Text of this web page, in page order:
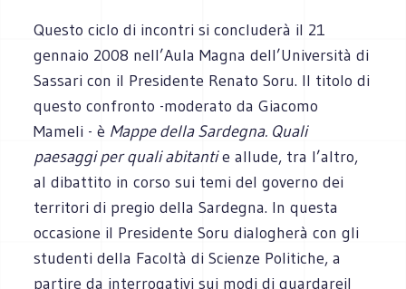
Questo ciclo di incontri si concluderà il 21
gennaio 2008 nell’Aula Magna dell’Università di
Sassari con il Presidente Renato Soru. Il titolo di
questo confronto -moderato da Giacomo
Mameli - è Mappe della Sardegna. Quali
paesaggi per quali abitantie allude, tra l’altro,
al dibattito in corso sui temi del governo dei
territori di pregio della Sardegna. In questa
occasione il Presidente Soru dialogherà con gli
studenti della Facoltà di Scienze Politiche, a
partire da interrogativi sui modi di guardareil